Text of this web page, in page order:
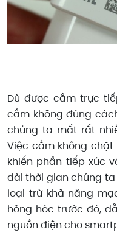
Dù được cắm trực
cắm không đúng
chúng ta mất rất
Việc cắm không
khiến phần tiếp xúc
dài thời gian chúng ta
loại trừ khả năng
hỏng hóc trước đó,
nguồn điện cho